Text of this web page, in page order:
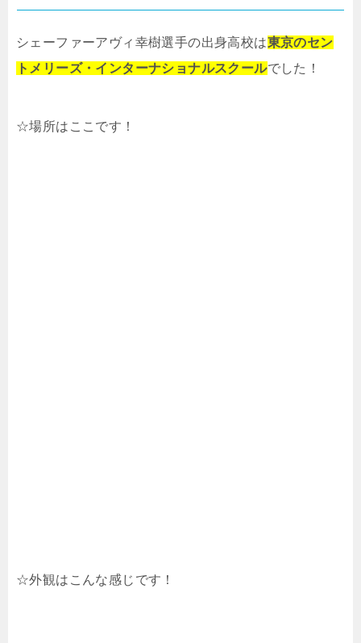
シェーファーアヴィ幸樹選手の出身高校は東京のセン
トメリーズ・インターナショナルスクールでした！
☆場所はここです！
☆外観はこんな感じです！